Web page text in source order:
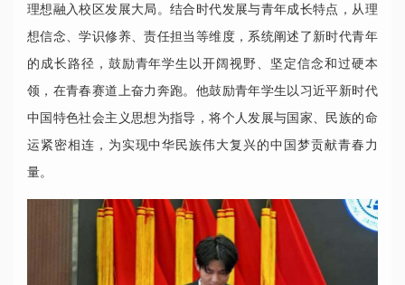
理想融入校区发展大局。结合时代发展与青年成长特点，从理
想信念、学识修养、责任担当等维度，系统阐述了新时代青年
的成长路径，鼓励青年学生以开阔视野、坚定信念和过硬本
领，在青春赛道上奋力奔跑。他鼓励青年学生以习近平新时代
中国特色社会主义思想为指导，将个人发展与国家、民族的命
运紧密相连，为实现中华民族伟大复兴的中国梦贡献青春力
量。